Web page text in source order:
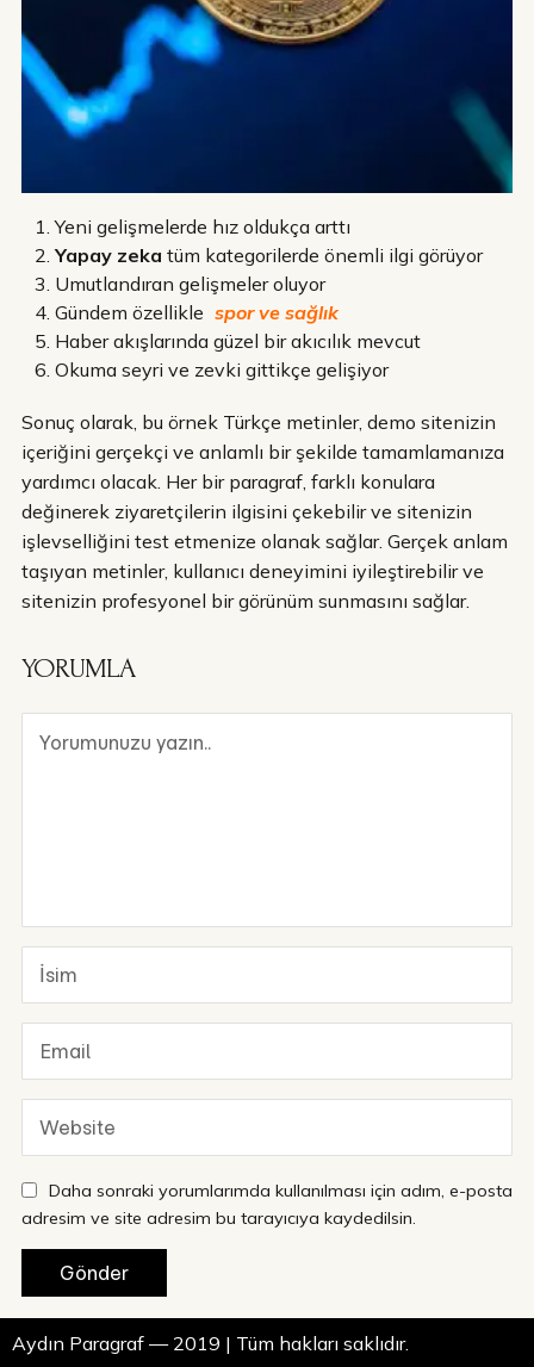
Yeni gelişmelerde hız oldukça arttı
Yapay zeka tüm kategorilerde önemli ilgi görüyor
Umutlandıran gelişmeler oluyor
Gündem özellikle spor ve sağlık
Haber akışlarında güzel bir akıcılık mevcut
Okuma seyri ve zevki gittikçe gelişiyor
Sonuç olarak, bu örnek Türkçe metinler, demo sitenizin
içeriğini gerçekçi ve anlamlı bir şekilde tamamlamanıza
yardımcı olacak. Her bir paragraf, farklı konulara
değinerek ziyaretçilerin ilgisini çekebilir ve sitenizin
işlevselliğini test etmenize olanak sağlar. Gerçek anlam
taşıyan metinler, kullanıcı deneyimini iyileştirebilir ve
sitenizin profesyonel bir görünüm sunmasını sağlar.
YORUMLA
Daha sonraki yorumlarımda kullanılması için adım, e-posta
adresim ve site adresim bu tarayıcıya kaydedilsin.
Aydın Paragraf — 2019 | Tüm hakları saklıdır.